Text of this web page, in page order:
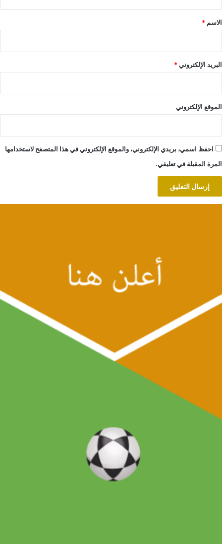
*
الاسم *
البريد الإلكتروني*
الموقع الإلكتروني
احفظ اسمي، بريدي الإلكتروني، والموقع الإلكتروني في هذا المتصفح لاستخدامها
المرة المقبلة في تعليقي.